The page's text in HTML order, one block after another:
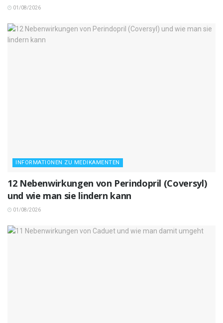
01/08/2026
INFORMATIONEN ZU MEDIKAMENTEN
12 Nebenwirkungen von Perindopril (Coversyl)
und wie man sie lindern kann
01/08/2026